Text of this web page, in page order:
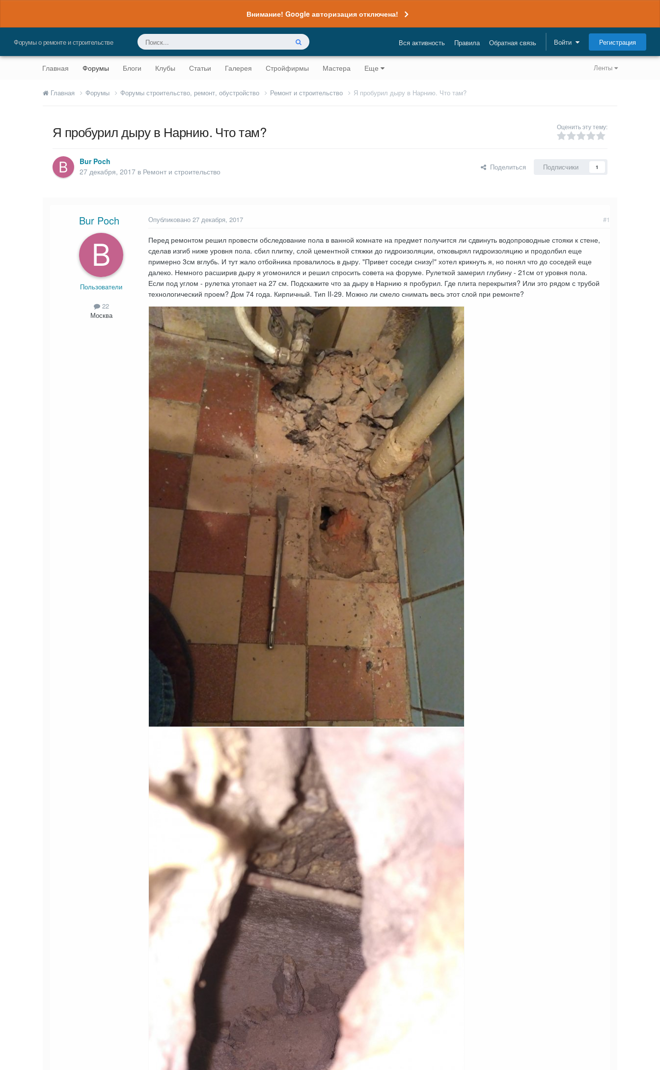
Внимание! Google авторизация отключена!
Форумы о ремонте и строительстве Вся активность Правила Обратная связь Войти Регистрация
Ленты
Главная Форумы Блоги Клубы Статьи Галерея Стройфирмы Мастера Еще
Главная Форумы Форумы строительство, ремонт, обустройство Ремонт и строительство Я пробурил дыру в Нарнию. Что там?
Я пробурил дыру в Нарнию. Что там? Оценить эту тему:
Bur Poch
27 декабря, 2017 в Ремонт и строительство Поделиться Подписчики 1
Bur Poch
Пользователи
22
Москва
#1
Опубликовано 27 декабря, 2017
Перед ремонтом решил провести обследование пола в ванной комнате на предмет получится ли сдвинуть водопроводные стояки к стене,
сделав изгиб ниже уровня пола. сбил плитку, слой цементной стяжки до гидроизоляции, отковырял гидроизоляцию и продолбил еще
примерно 3см вглубь. И тут жало отбойника провалилось в дыру. "Привет соседи снизу!" хотел крикнуть я, но понял что до соседей еще
далеко. Немного расширив дыру я угомонился и решил спросить совета на форуме. Рулеткой замерил глубину - 21см от уровня пола.
Если под углом - рулетка утопает на 27 см. Подскажите что за дыру в Нарнию я пробурил. Где плита перекрытия? Или это рядом с трубой
технологический проем? Дом 74 года. Кирпичный. Тип II-29. Можно ли смело снимать весь этот слой при ремонте?